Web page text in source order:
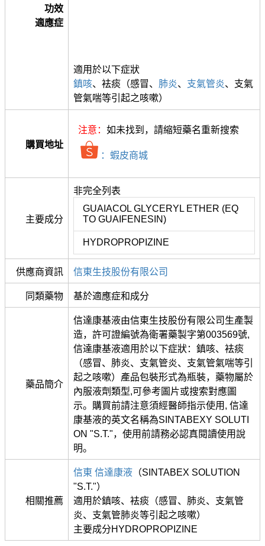
功效
適應症
適用於以下症狀
鎮咳、袪痰（感冒、 肺炎、 支氣管炎、支氣
管氣喘等引起之咳嗽）
購買地址
注意： 如未找到，請縮短藥名重新搜索
：蝦皮商城
主要成分
非完全列表
GUAIACOL GLYCERYL ETHER (EQ
TO GUAIFENESIN)
HYDROPROPIZINE
供應商資訊 信東生技股份有限公司
同類藥物 基於適應症和成分
藥品簡介
信達康基液由信東生技股份有限公司生產製
造，許可證編號為衛署藥製字第003569號,
信達康基液適用於以下症狀：鎮咳、袪痰
（感冒、肺炎、支氣管炎、支氣管氣喘等引
起之咳嗽）產品包裝形式為瓶裝，藥物屬於
內服液劑類型,可參考圖片或搜索對應圖
示。購買前請注意須經醫師指示使用, 信達
康基液的英文名稱為SINTABEXY SOLUTI
ON "S.T."，使用前請務必認真閱讀使用說
明。
相關推薦
信東 信達康液 （SINTABEX SOLUTION
"S.T."）
適用於鎮咳、袪痰（感冒、肺炎、支氣管
炎、支氣管肺炎等引起之咳嗽）
主要成分HYDROPROPIZINE